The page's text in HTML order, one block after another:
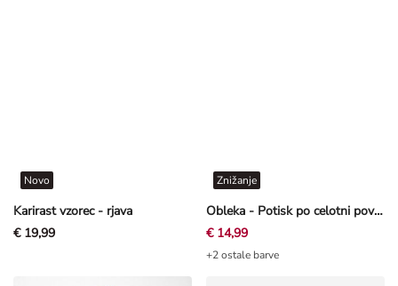
Karirast vzorec - rjava
Novo
€ 19,99
Obleka - Potisk po celotni površini - Off-White bela
Znižanje
€ 14,99
+2 ostale barve